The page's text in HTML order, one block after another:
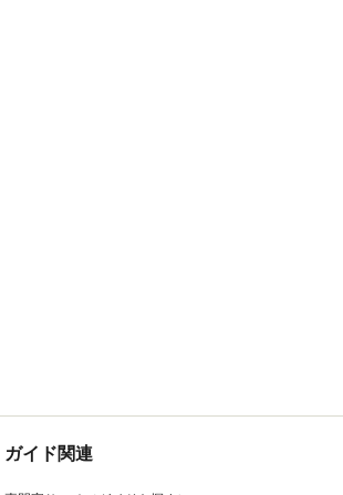
ガイド関連